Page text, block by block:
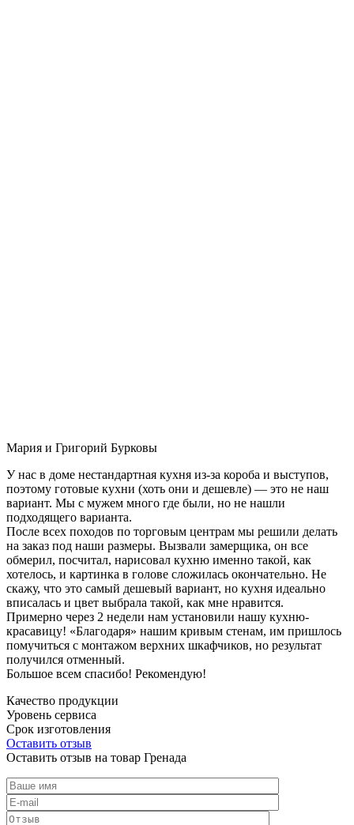
Мария и Григорий Бурковы
У нас в доме нестандартная кухня из-за короба и выступов,
поэтому готовые кухни (хоть они и дешевле) — это не наш
вариант. Мы с мужем много где были, но не нашли
подходящего варианта.
После всех походов по торговым центрам мы решили делать
на заказ под наши размеры. Вызвали замерщика, он все
обмерил, посчитал, нарисовал кухню именно такой, как
хотелось, и картинка в голове сложилась окончательно. Не
скажу, что это самый дешевый вариант, но кухня идеально
вписалась и цвет выбрала такой, как мне нравится.
Примерно через 2 недели нам установили нашу кухню-
красавицу! «Благодаря» нашим кривым стенам, им пришлось
помучиться с монтажом верхних шкафчиков, но результат
получился отменный.
Большое всем спасибо! Рекомендую!
Качество продукции
Уровень сервиса
Срок изготовления
Оставить отзыв
Оставить отзыв на товар Гренада